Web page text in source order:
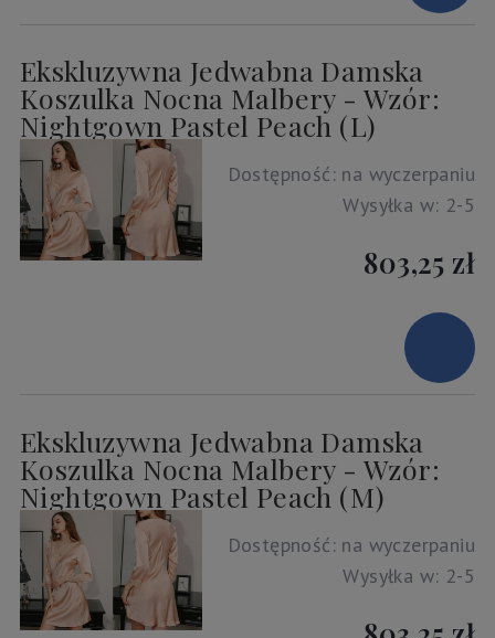
Ekskluzywna Jedwabna Damska
Koszulka Nocna Malbery - Wzór:
Nightgown Pastel Peach (L)
Dostępność: na wyczerpaniu
Wysyłka w: 2-5
803,25 zł
Ekskluzywna Jedwabna Damska
Koszulka Nocna Malbery - Wzór:
Nightgown Pastel Peach (M)
Dostępność: na wyczerpaniu
Wysyłka w: 2-5